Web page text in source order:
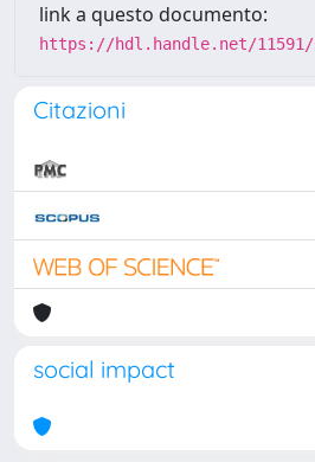
link a questo documento:
https://hdl.handle.net/11591/
Citazioni
social impact